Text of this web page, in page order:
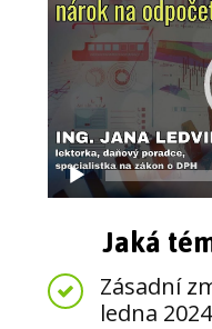
přehrávač
Jaká
Zásadní
ledna 2024